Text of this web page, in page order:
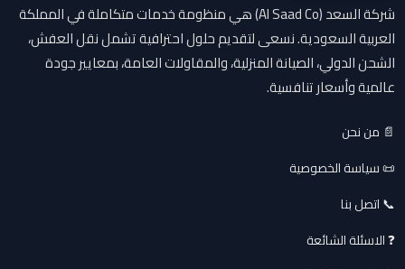
شركة السعد (Al Saad Co) هي منظومة خدمات متكاملة في المملكة
العربية السعودية. نسعى لتقديم حلول احترافية تشمل نقل العفش،
الشحن الدولي، الصيانة المنزلية، والمقاولات العامة، بمعايير جودة
عالمية وأسعار تنافسية.
📄 من نحن
📜 سياسة الخصوصية
📞 اتصل بنا
❓ الاسئلة الشائعة